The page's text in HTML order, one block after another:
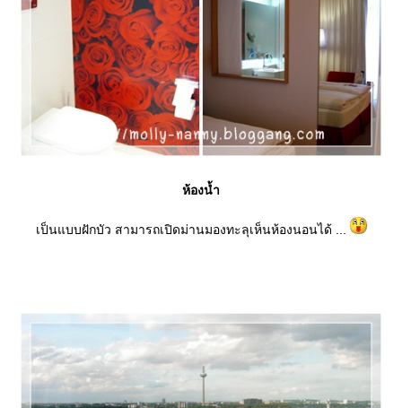
ห้องน้ำ
เป็นแบบฝักบัว สามารถเปิดม่านมองทะลุเห็นห้องนอนได้ ...